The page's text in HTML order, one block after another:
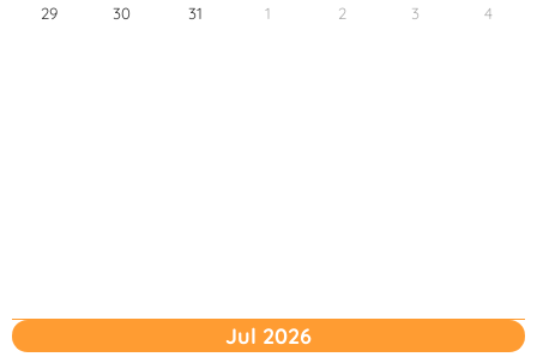
29 30 31 1 2 3 4
Jul 2026